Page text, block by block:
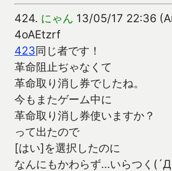
424. にゃん 13/05/17 22:36
4oAEtzrf
423同じ者です！
革命阻止ぢゃなくて
革命取り消し券でしたね。
今もまたゲーム中に
革命取り消し券使いますか？
って出たので
[はい]を選択したのに
なんにもかわらず...いらつく